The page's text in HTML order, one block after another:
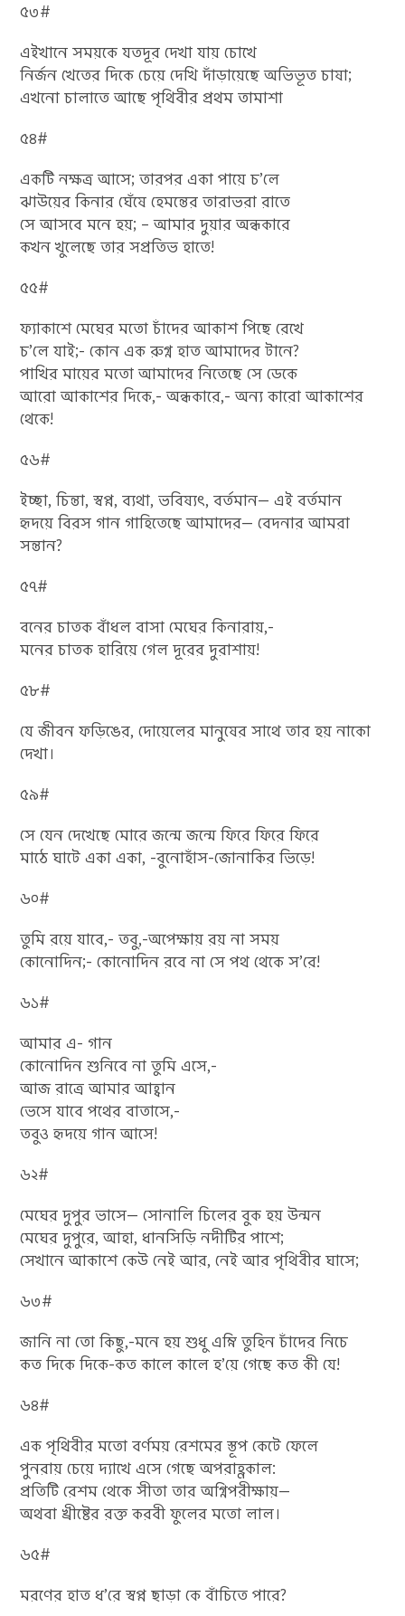
৫৩#
এইখানে সময়কে যতদূর দেখা যায় চোখে
নির্জন খেতের দিকে চেয়ে দেখি দাঁড়ায়েছে অভিভূত চাষা;
এখনো চালাতে আছে পৃথিবীর প্রথম তামাশা
৫৪#
একটি নক্ষত্র আসে; তারপর একা পায়ে চ’লে
ঝাউয়ের কিনার ঘেঁষে হেমন্তের তারাভরা রাতে
সে আসবে মনে হয়; – আমার দুয়ার অন্ধকারে
কখন খুলেছে তার সপ্রতিভ হাতে!
৫৫#
ফ্যাকাশে মেঘের মতো চাঁদের আকাশ পিছে রেখে
চ’লে যাই;- কোন এক রুগ্ন হাত আমাদের টানে?
পাখির মায়ের মতো আমাদের নিতেছে সে ডেকে
আরো আকাশের দিকে,- অন্ধকারে,- অন্য কারো আকাশের
থেকে!
৫৬#
ইচ্ছা, চিন্তা, স্বপ্ন, ব্যথা, ভবিষ্যৎ, বর্তমান— এই বর্তমান
হৃদয়ে বিরস গান গাহিতেছে আমাদের— বেদনার আমরা
সন্তান?
৫৭#
বনের চাতক বাঁধল বাসা মেঘের কিনারায়,-
মনের চাতক হারিয়ে গেল দূরের দুরাশায়!
৫৮#
যে জীবন ফড়িঙের, দোয়েলের মানুষের সাথে তার হয় নাকো
দেখা।
৫৯#
সে যেন দেখেছে মোরে জন্মে জন্মে ফিরে ফিরে ফিরে
মাঠে ঘাটে একা একা, -বুনোহাঁস-জোনাকির ভিড়ে!
৬০#
তুমি রয়ে যাবে,- তবু,-অপেক্ষায় রয় না সময়
কোনোদিন;- কোনোদিন রবে না সে পথ থেকে স’রে!
৬১#
আমার এ- গান
কোনোদিন শুনিবে না তুমি এসে,-
আজ রাত্রে আমার আহ্বান
ভেসে যাবে পথের বাতাসে,-
তবুও হৃদয়ে গান আসে!
৬২#
মেঘের দুপুর ভাসে— সোনালি চিলের বুক হয় উন্মন
মেঘের দুপুরে, আহা, ধানসিড়ি নদীটির পাশে;
সেখানে আকাশে কেউ নেই আর, নেই আর পৃথিবীর ঘাসে;
৬৩#
জানি না তো কিছু,-মনে হয় শুধু এম্নি তুহিন চাঁদের নিচে
কত দিকে দিকে-কত কালে কালে হ’য়ে গেছে কত কী যে!
৬৪#
এক পৃথিবীর মতো বর্ণময় রেশমের স্তূপ কেটে ফেলে
পুনরায় চেয়ে দ্যাখে এসে গেছে অপরাহ্ণকাল:
প্রতিটি রেশম থেকে সীতা তার অগ্নিপরীক্ষায়—
অথবা খ্রীষ্টের রক্ত করবী ফুলের মতো লাল।
৬৫#
মরণের হাত ধ’রে স্বপ্ন ছাড়া কে বাঁচিতে পারে?